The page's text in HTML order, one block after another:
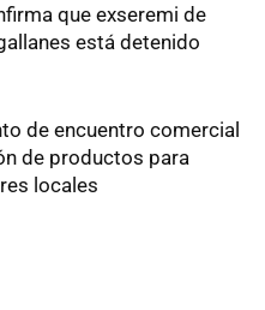
que exseremi de
está detenido
de encuentro comercial
de productos para
locales